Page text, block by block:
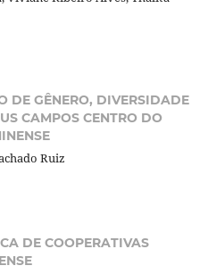
DE GÊNERO, DIVERSIDADE
CAMPOS CENTRO DO
Ruiz
DE COOPERATIVAS